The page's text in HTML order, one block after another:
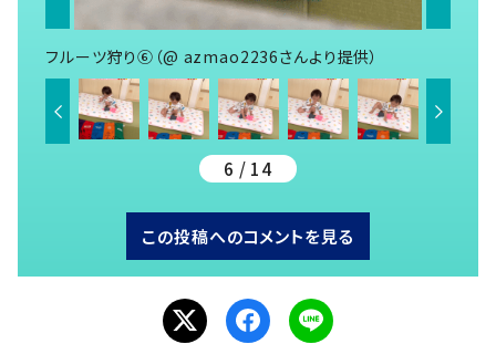
フルーツ狩り⑥（@ azmao2236さんより提供）
6 / 14
この投稿へのコメントを見る